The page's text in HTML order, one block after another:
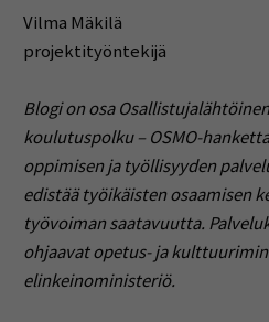
Vilma Mäkilä
projektityöntekijä
Blogion osa
koulutuspolku – OSMO-
oppimisen ja työllisyyden
edistää työikäisten osaamisen
työvoiman saatavuutta.
ohjaavat opetus- ja
elinkeinoministeriö.